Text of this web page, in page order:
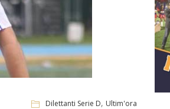
Dilettanti Serie D, Ultim'ora